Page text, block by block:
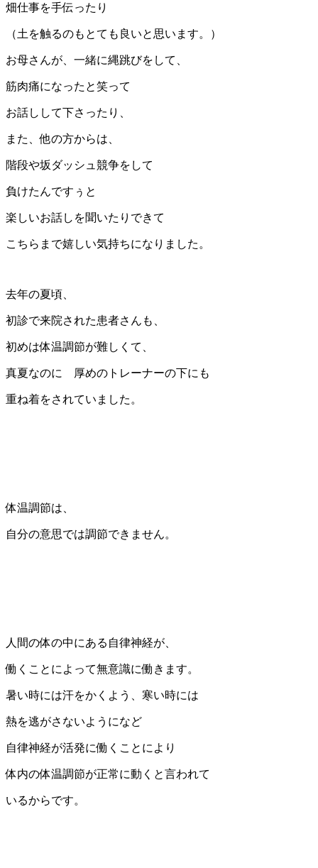
畑仕事を手伝ったり
（土を触るのもとても良いと思います。）
お母さんが、一緒に縄跳びをして、
筋肉痛になったと笑って
お話しして下さったり、
また、他の方からは、
階段や坂ダッシュ競争をして
負けたんですぅと
楽しいお話しを聞いたりできて
こちらまで嬉しい気持ちになりました。
去年の夏頃、
初診で来院された患者さんも、
初めは体温調節が難しくて、
真夏なのに 厚めのトレーナーの下にも
重ね着をされていました。
体温調節は、
自分の意思では調節できません。
人間の体の中にある自律神経が、
働くことによって無意識に働きます。
暑い時には汗をかくよう、寒い時には
熱を逃がさないようになど
自律神経が活発に働くことにより
体内の体温調節が正常に動くと言われて
いるからです。